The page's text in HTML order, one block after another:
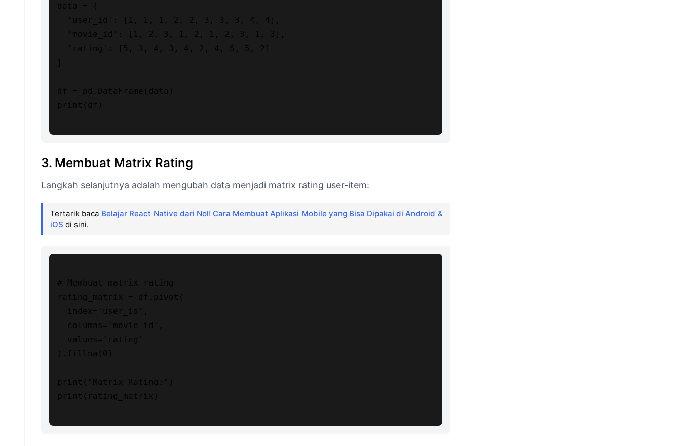
data = {
  'user_id': [1, 1, 1, 2, 2, 3, 3, 3, 4, 4],
  'movie_id': [1, 2, 3, 1, 2, 1, 2, 3, 1, 3],
  'rating': [5, 3, 4, 3, 4, 2, 4, 5, 5, 2]
}
df = pd.DataFrame(data)
print(df)
3. Membuat Matrix Rating
Langkah selanjutnya adalah mengubah data menjadi matrix rating user-item:
Tertarik baca Belajar React Native dari Nol! Cara Membuat Aplikasi Mobile yang Bisa Dipakai di Android &
iOS di sini.
# Membuat matrix rating
rating_matrix = df.pivot(
  index='user_id',
  columns='movie_id',
  values='rating'
).fillna(0)
print("Matrix Rating:")
print(rating_matrix)